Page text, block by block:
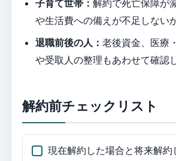
子育て世帯：解約で死亡保障が
や生活費への備えが不足しない
退職前後の人：老後資金、医療
や受取人の整理もあわせて確認
解約前チェックリスト
現在解約した場合と将来解約